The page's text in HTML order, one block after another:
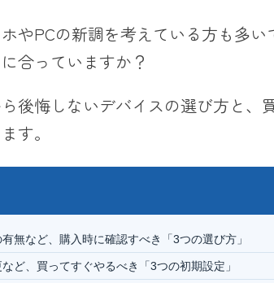
やPCの新調を考えている方も多
合っていますか？
後悔しないデバイスの選び方と、
す。
無など、購入時に確認すべき「3つの選び方」
ど、買ってすぐやるべき「3つの初期設定」